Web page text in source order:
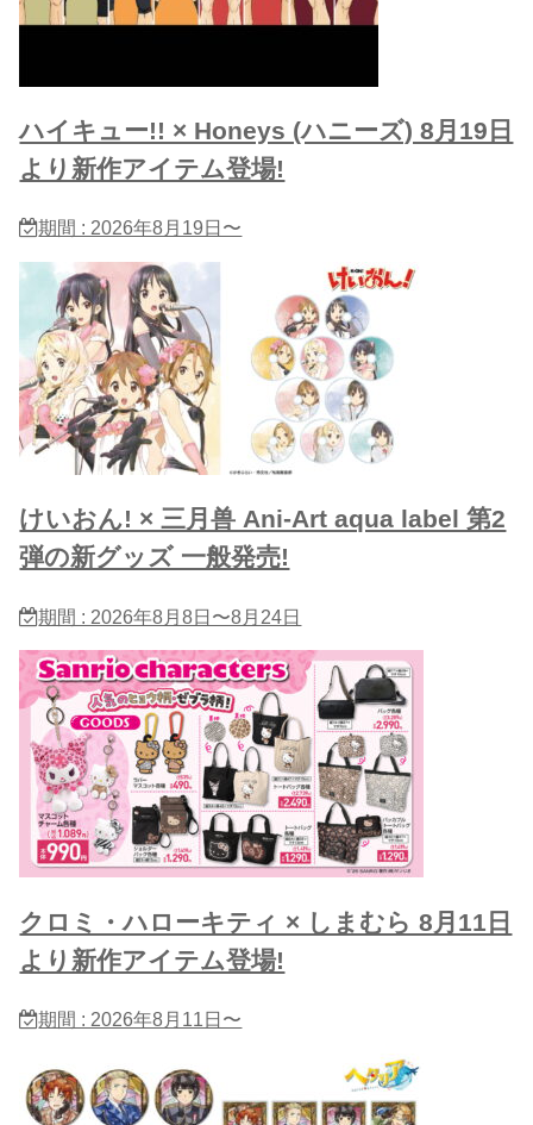
ハイキュー!! × Honeys (ハニーズ) 8月19日
より新作アイテム登場!
期間 : 2026年8月19日〜
けいおん! × 三月兽 Ani-Art aqua label 第2
弾の新グッズ 一般発売!
期間 : 2026年8月8日〜8月24日
クロミ・ハローキティ × しまむら 8月11日
より新作アイテム登場!
期間 : 2026年8月11日〜